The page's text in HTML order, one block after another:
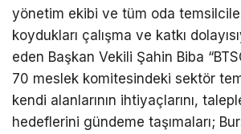
yönetim ekibi ve tüm oda
koydukları çalışma ve katkı
eden Başkan Vekili Şahin Biba
70 meslek komitesindeki sektör
kendi alanlarının ihtiyaçlarını,
hedeflerini gündeme taşımaları;